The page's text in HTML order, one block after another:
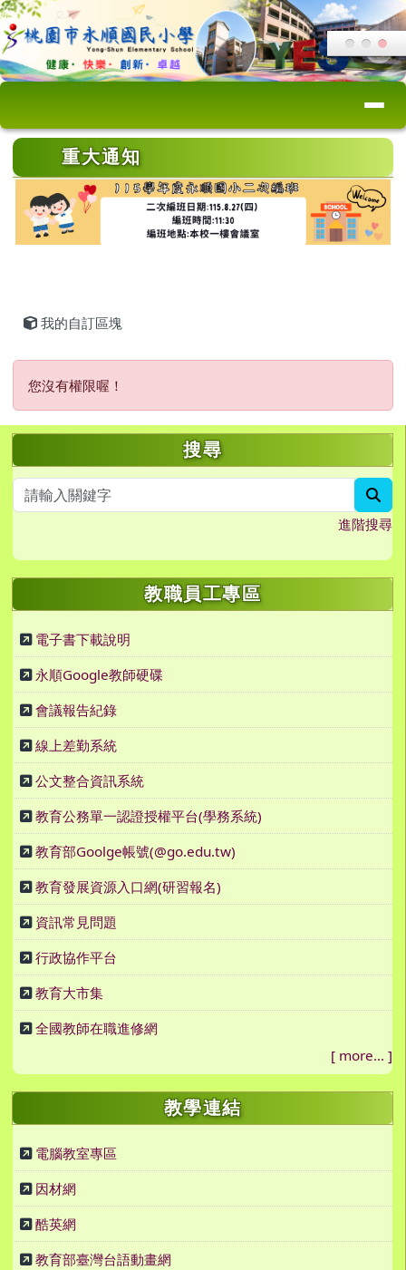
跳至主內容區
桃園市永順國小
導覽列
上中區域內容
重大通知
我的自訂區塊
您沒有權限喔！
左邊區域內容 搜尋
進階搜尋
教職員工專區
電子書下載說明
永順Google教師硬碟
會議報告紀錄
線上差勤系統
公文整合資訊系統
教育公務單一認證授權平台(學務系統)
教育部Goolge帳號(@go.edu.tw)
教育發展資源入口網(研習報名)
資訊常見問題
行政協作平台
教育大市集
全國教師在職進修網
[ more... ]
教學連結
電腦教室專區
因材網
酷英網
教育部臺灣台語動畫網
頁尾區域